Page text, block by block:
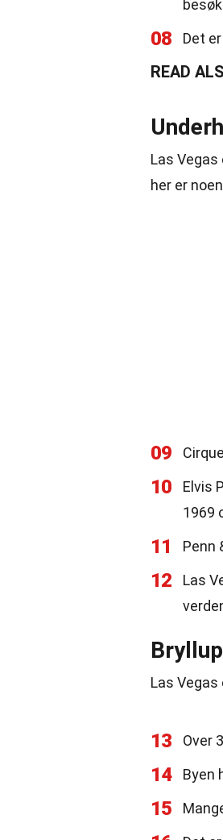
08 Det
READ
Las
her er
09
10
Elvis
1969
11 Penn
12
Las
Las
13 Over
14 Byen
15